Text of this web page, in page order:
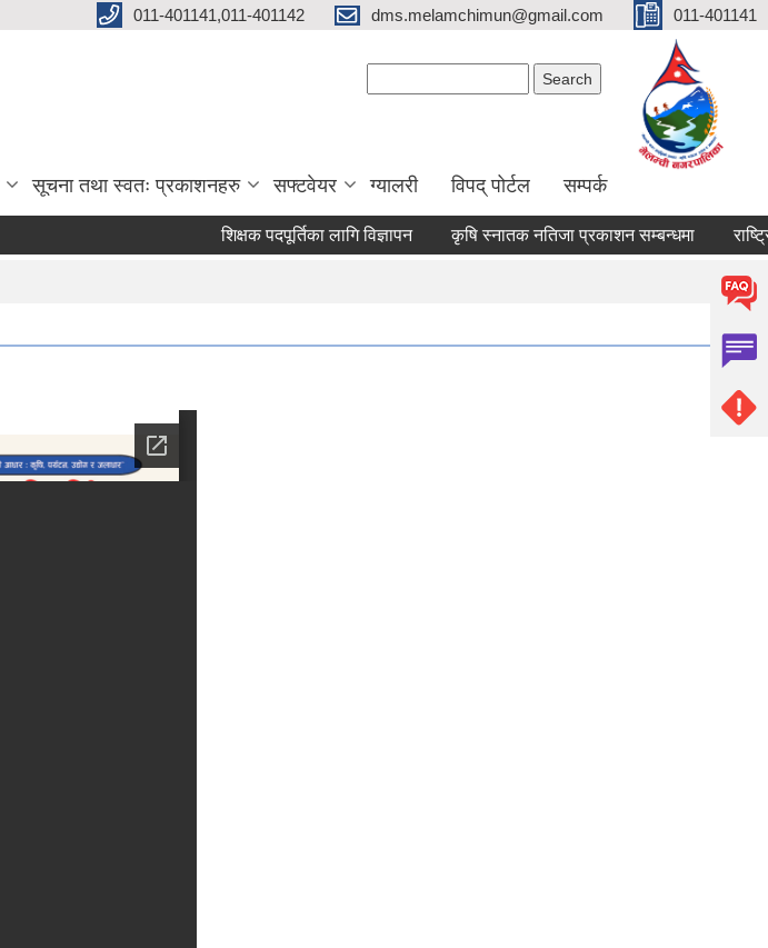
011-401141,011-401142 dms.melamchimun@gmail.com 011-401141
सूचना तथा स्वतः प्रकाशनहरु सफ्टवेयर ग्यालरी विपद् पोर्टल सम्पर्क
शिक्षक पदपूर्तिका लागि विज्ञापन कृषि स्नातक नतिजा प्रकाशन सम्बन्धमा